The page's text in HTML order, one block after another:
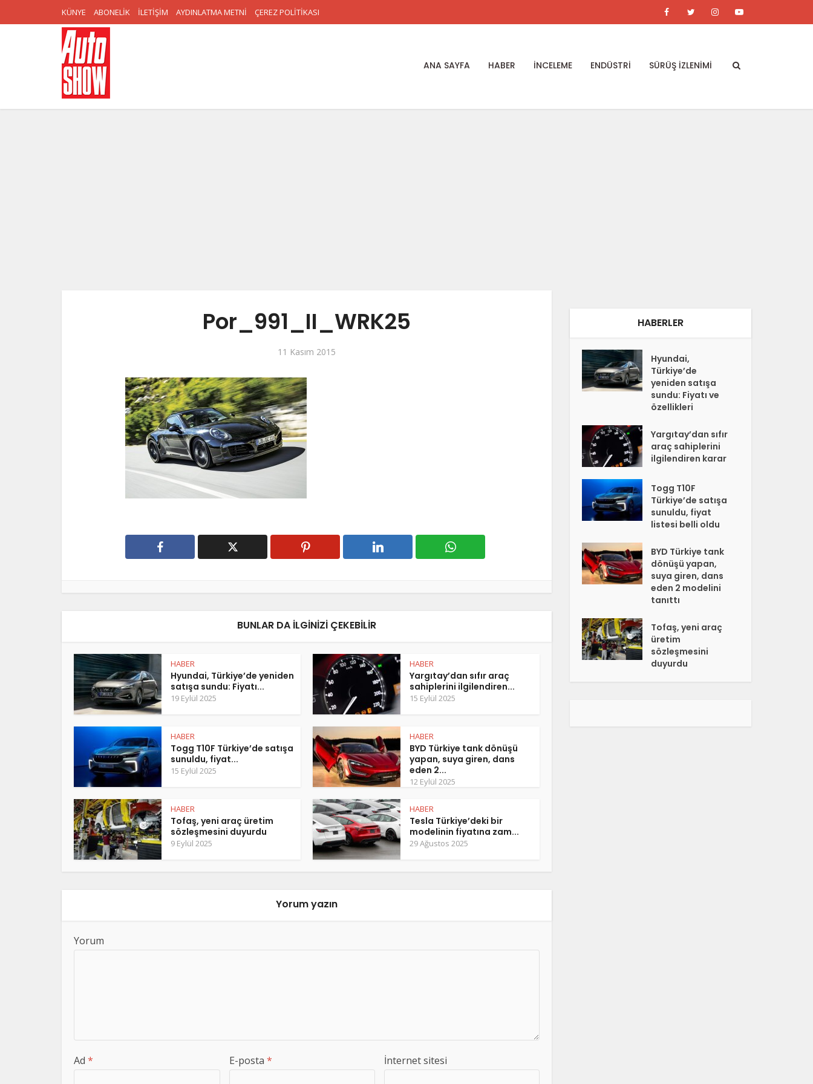
KÜNYE ABONELİK İLETİŞİM AYDINLATMA METNİ ÇEREZ POLİTİKASI
ANA SAYFA HABER İNCELEME ENDÜSTRİ SÜRÜŞ İZLENİMİ
Por_991_II_WRK25
11 Kasım 2015
BUNLAR DA ILGINIZI ÇEKEBILIR
HABER
Hyundai, Türkiye’de yeniden
satışa sundu: Fiyatı...
19 Eylül 2025
HABER
Yargıtay’dan sıfır araç
sahiplerini ilgilendiren...
15 Eylül 2025
HABER
Togg T10F Türkiye’de satışa
sunuldu, fiyat...
15 Eylül 2025
HABER
BYD Türkiye tank dönüşü
yapan, suya giren, dans
eden 2...
12 Eylül 2025
HABER
Tofaş, yeni araç üretim
sözleşmesini duyurdu
9 Eylül 2025
HABER
Tesla Türkiye’deki bir
modelinin fiyatına zam...
29 Ağustos 2025
Yorum yazın
Yorum
Ad * E-posta * İnternet sitesi
HABERLER
Hyundai,
Türkiye’de
yeniden satışa
sundu: Fiyatı ve
özellikleri
Yargıtay’dan sıfır
araç sahiplerini
ilgilendiren karar
Togg T10F
Türkiye’de satışa
sunuldu, fiyat
listesi belli oldu
BYD Türkiye tank
dönüşü yapan,
suya giren, dans
eden 2 modelini
tanıttı
Tofaş, yeni araç
üretim
sözleşmesini
duyurdu